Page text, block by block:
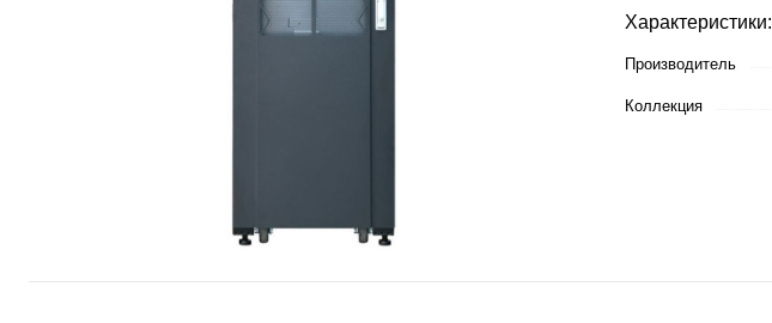
Характеристики:
Производитель
Коллекция